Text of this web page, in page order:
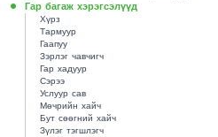
Гар багаж хэрэгсэлүүд
Хүрз
Тармуур
Гаапуу
Зэрлэг чавчигч
Гар хадуур
Сэрээ
Услуур сав
Мөчрийн хайч
Бут сөөгний хайч
Зүлэг тэгшлэгч